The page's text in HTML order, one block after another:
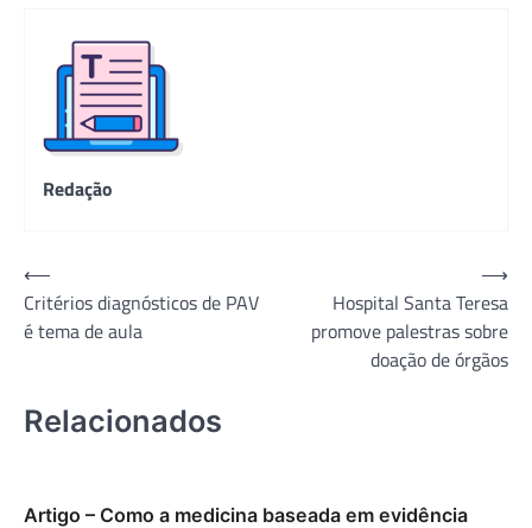
Redação
Navegação
de
Post
⟵
Critérios diagnósticos de PAV
é tema de aula
Hospital Santa Teresa
promove palestras sobre
doação de órgãos
⟶
Relacionados
Artigo – Como a medicina baseada em evidência